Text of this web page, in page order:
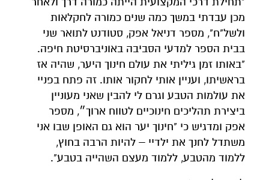
מכן עבדתי במשך כמה שנים כמורה לחקלאות
ולשל"ח", מספר דניאל אפק, סטודנט לתואר שני
בבית הספר למדעי הסביבה באוניברסיטת חיפה.
"באותו זמן גיליתי את עולם חינוך היער, שהיה אז
בראשיתו, ועניין אותי לחקור אותו. זה פתח בפניי
את עולמות הטבע וגרם לי להבין שאני מעוניין
ביצירת תהליכים חינוכיים לטווח ארוך״, מספר
אפק ומדגיש כי "חינוך יער הוא גם האופן שבו אני
משתדל לחנך את ילדיי – להיות הרבה בחוץ,
ללמוד מהטבע, ללמוד מעצם השהייה בטבע".